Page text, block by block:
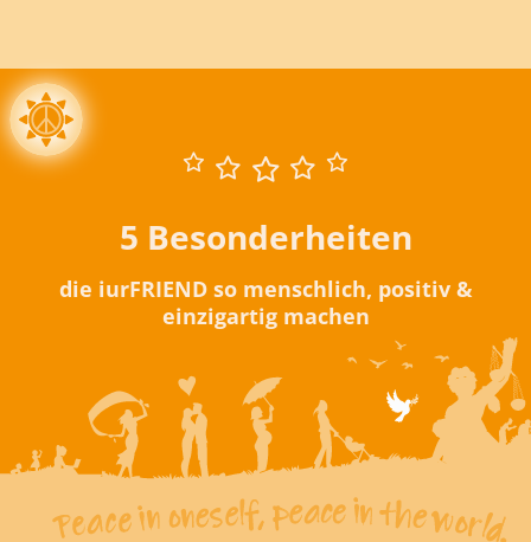
5 Besonderheiten
die iurFRIEND so menschlich, positiv &
einzigartig machen